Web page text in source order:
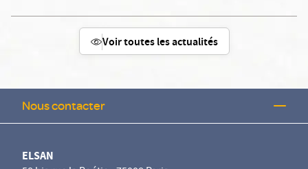
Voir toutes les actualités
Nous contacter
ELSAN